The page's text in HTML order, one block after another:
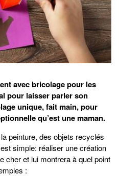
avec bricolage pour les
pour laisser parler son
unique, fait main, pour
qu’est une maman.
peinture, des objets recyclés
simple: réaliser une création
cher et lui montrera à quel point
: